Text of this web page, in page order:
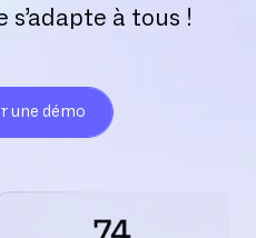
à tous !
une démo